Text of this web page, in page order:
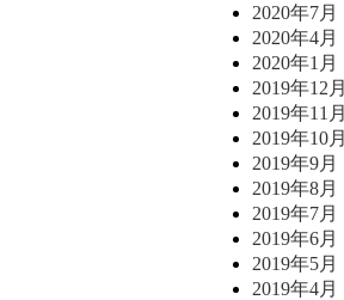
2020年7月
2020年4月
2020年1月
2019年12月
2019年11月
2019年10月
2019年9月
2019年8月
2019年7月
2019年6月
2019年5月
2019年4月